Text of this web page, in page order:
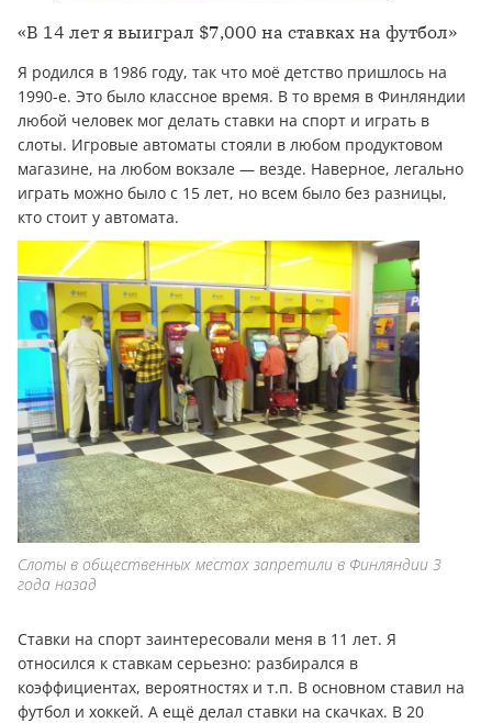
«В 14 лет я выиграл $7,000 на ставках на футбол»
Я родился в 1986 году, так что моё детство пришлось на
1990-е. Это было классное время. В то время в Финляндии
любой человек мог делать ставки на спорт и играть в
слоты. Игровые автоматы стояли в любом продуктовом
магазине, на любом вокзале — везде. Наверное, легально
играть можно было с 15 лет, но всем было без разницы,
кто стоит у автомата.
Слоты в общественных местах запретили в Финляндии 3
года назад
Ставки на спорт заинтересовали меня в 11 лет. Я
относился к ставкам серьезно: разбирался в
коэффициентах, вероятностях и т.п. В основном ставил на
футбол и хоккей. А ещё делал ставки на скачках. В 20